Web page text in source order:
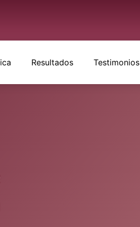
Resultados Testimonios